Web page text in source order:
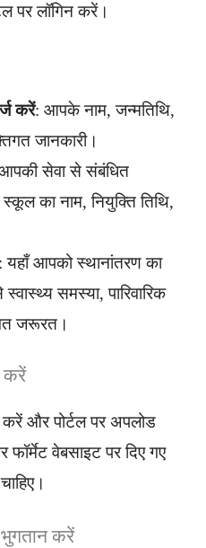
पर लॉगिन करें।
करें: आपके नाम, जन्मतिथि,
जानकारी।
सेवा से संबंधित
का नाम, नियुक्ति तिथि,
यहाँ आपको स्थानांतरण का
समस्या, पारिवारिक
जरूरत।
करें
और पोर्टल पर अपलोड
वेबसाइट पर दिए गए
करें